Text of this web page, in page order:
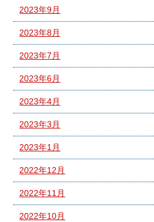
2023年9月
2023年8月
2023年7月
2023年6月
2023年4月
2023年3月
2023年1月
2022年12月
2022年11月
2022年10月